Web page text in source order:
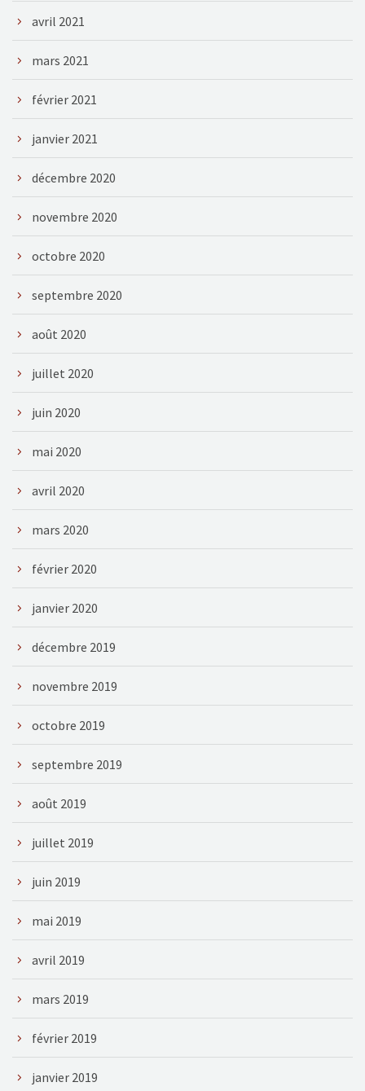
avril 2021
mars 2021
février 2021
janvier 2021
décembre 2020
novembre 2020
octobre 2020
septembre 2020
août 2020
juillet 2020
juin 2020
mai 2020
avril 2020
mars 2020
février 2020
janvier 2020
décembre 2019
novembre 2019
octobre 2019
septembre 2019
août 2019
juillet 2019
juin 2019
mai 2019
avril 2019
mars 2019
février 2019
janvier 2019